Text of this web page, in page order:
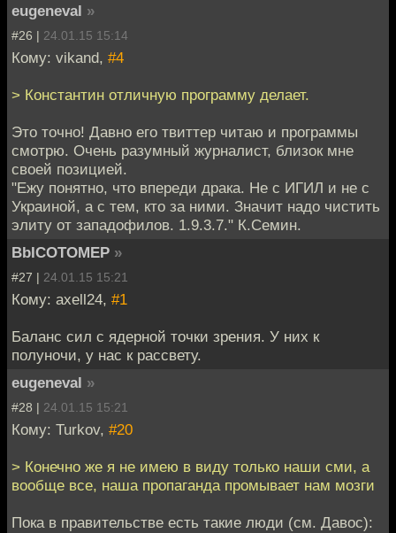
eugeneval »
#26 | 24.01.15 15:14
Кому: vikand, #4
> Константин отличную программу делает.
Это точно! Давно его твиттер читаю и программы
смотрю. Очень разумный журналист, близок мне
своей позицией.
"Ежу понятно, что впереди драка. Не с ИГИЛ и не с
Украиной, а с тем, кто за ними. Значит надо чистить
элиту от западофилов. 1.9.3.7." К.Семин.
BbICOTOMEP »
#27 | 24.01.15 15:21
Кому: axell24, #1
Баланс сил с ядерной точки зрения. У них к
полуночи, у нас к рассвету.
eugeneval »
#28 | 24.01.15 15:21
Кому: Turkov, #20
> Конечно же я не имею в виду только наши сми, а
вообще все, наша пропаганда промывает нам мозги
Пока в правительстве есть такие люди (см. Давос):